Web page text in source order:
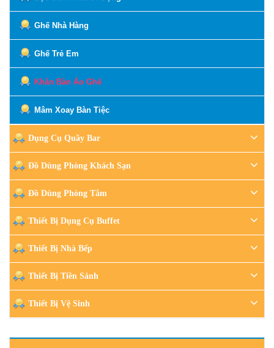
Ghế Nhà Hàng
Ghế Trẻ Em
Khăn Bàn Áo Ghế
Mâm Xoay Bàn Tiệc
Dụng Cụ Quầy Bar
Đồ Dùng Phòng Khách Sạn
Đồ Dùng Phòng Tắm
Thiết Bị Dụng Cụ Buffet
Thiết Bị Nhà Bếp
Thiết Bị Tiền Sảnh
Thiết Bị Vệ Sinh